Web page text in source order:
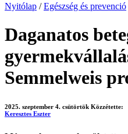
Nyitólap / Egészség és prevenció
Daganatos
Semmelweis
2025. szeptember 4. csütörtök Közzétette:
Keresztes Eszter